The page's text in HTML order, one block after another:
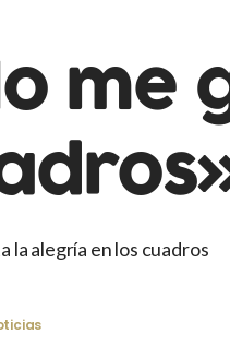
me
la alegría en los cuadros